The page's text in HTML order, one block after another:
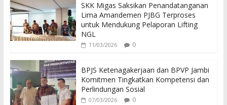
SKK Migas Saksikan Penandatanganan
Lima Amandemen PJBG Terproses
untuk Mendukung Pelaporan Lifting
NGL
11/03/2026 0
BPJS Ketenagakerjaan dan BPVP Jambi
Komitmen Tingkatkan Kompetensi dan
Perlindungan Sosial
07/03/2026 0